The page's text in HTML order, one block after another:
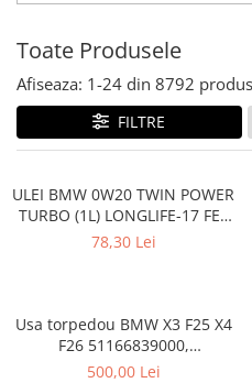
Aprindere
Bujie
Releu
Caroserie
Absorbant bara V
Actuator capsa capota
Aripă spate
Armatura
Toate Produsele
Afiseaza: 1-24 din 8792
FILTRE
ULEI BMW 0W20 TWIN POWER
TURBO (1L) LONGLIFE-17 FE+
83215B49CA2
78,30 Lei
Usa torpedou BMW X3 F25 X4
F26 51166839000,
51169242086
500,00 Lei